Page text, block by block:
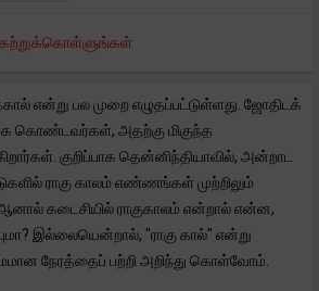
கற்றுக்கொள்ளுங்கள்
என்று பல முறை எழுதப்பட்டுள்ளது. ஜோதிடக்
கொண்டவர்கள், அதற்கு மிகுந்த
குறிப்பாக தென்னிந்தியாவில், அன்றாட
ராகு காலம் எண்ணங்கள் முற்றிலும்
கடைசியில் ராகுகாலம் என்றால் என்ன,
இல்லையென்றால், "ராகு கால்" என்று
நேரத்தைப் பற்றி அறிந்து கொள்வோம்.